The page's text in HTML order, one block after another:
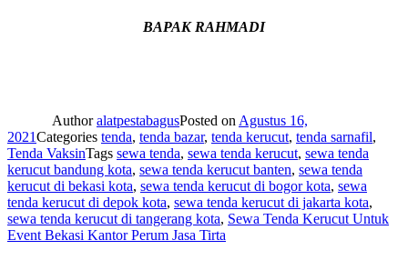
BAPAK RAHMADI
AuthoralatpestabagusPosted on Agustus 16,
2021Categories tenda, tenda bazar, tenda kerucut, tenda sarnafil,
Tenda VaksinTags sewa tenda, sewa tenda kerucut, sewa tenda
kerucut bandung kota, sewa tenda kerucut banten, sewa tenda
kerucut di bekasi kota, sewa tenda kerucut di bogor kota, sewa
tenda kerucut di depok kota, sewa tenda kerucut di jakarta kota,
sewa tenda kerucut di tangerang kota, Sewa Tenda Kerucut Untuk
Event Bekasi Kantor Perum Jasa Tirta